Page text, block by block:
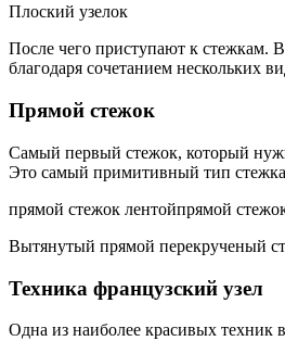
Плоский узелок
После чего приступают к стежкам.
благодаря сочетанием нескольких
Прямой стежок
Самый первый стежок, который
Это самый примитивный тип стежка,
прямой стежок лентойпрямой
Вытянутый прямой перекрученый
Техника французский узел
Одна из наиболее красивых техник